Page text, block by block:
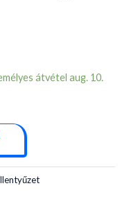
átvétel aug. 10.